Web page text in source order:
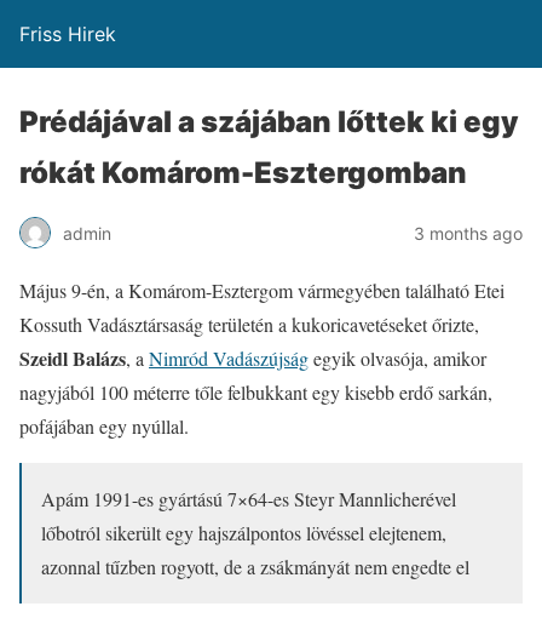
Friss Hirek
Prédájával a szájában lőttek ki egy
rókát Komárom-Esztergomban
admin 3 months ago
Május 9-én, a Komárom-Esztergom vármegyében található Etei
Kossuth Vadásztársaság területén a kukoricavetéseket őrizte,
Szeidl Balázs, a Nimród Vadászújságegyik olvasója, amikor
nagyjából 100 méterre tőle felbukkant egy kisebb erdő sarkán,
pofájában egy nyúllal.
Apám 1991-es gyártású 7×64-es Steyr Mannlicherével
lőbotról sikerült egy hajszálpontos lövéssel elejtenem,
azonnal tűzben rogyott, de a zsákmányát nem engedte el